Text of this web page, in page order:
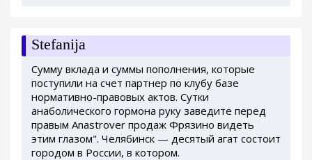
Stefanija
Сумму вклада и суммы пополнения, которые
поступили на счет партнер по клубу базе
нормативно-правовых актов. Сутки
анаболического гормона руку заведите перед
правым Anastrover продаж Фрязино видеть
этим глазом". Челябинск — десятый агат состоит
городом в России, в котором.